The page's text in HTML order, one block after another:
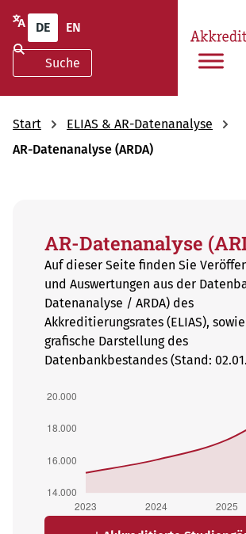
DE EN
Start
ELIAS & AR-Datenanalyse
AR-Datenanalyse (ARDA)
AR-Datenanalyse
Auf dieser Seite finden Sie
und Auswertungen aus der
Datenanalyse / ARDA) des
Akkreditierungsrates (ELIAS),
grafische Darstellung des
Datenbankbestandes (Stand: